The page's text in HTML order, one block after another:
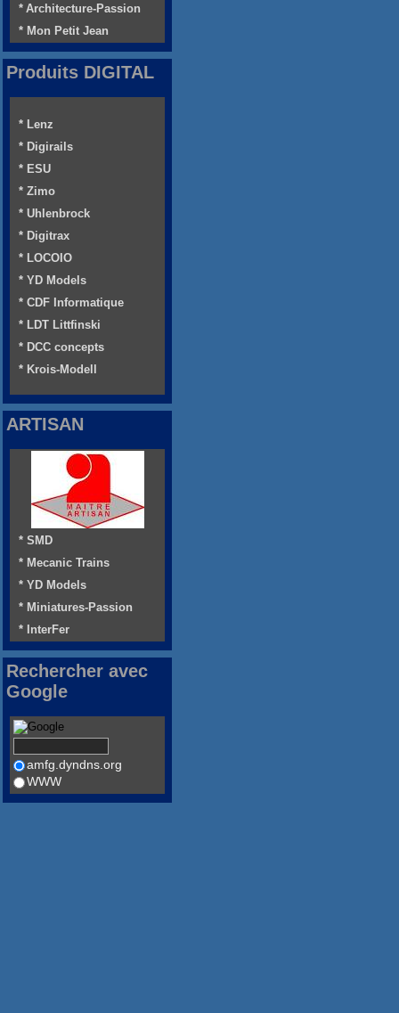
* Architecture-Passion
* Mon Petit Jean
Produits DIGITAL
* Lenz
* Digirails
* ESU
* Zimo
* Uhlenbrock
* Digitrax
* LOCOIO
* YD Models
* CDF Informatique
* LDT Littfinski
* DCC concepts
* Krois-Modell
ARTISAN
* SMD
* Mecanic Trains
* YD Models
* Miniatures-Passion
* InterFer
Rechercher avec
Google
amfg.dyndns.org
WWW